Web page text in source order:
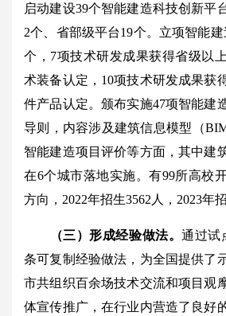
启动建设39个智能建造科技创新平
2个、省部级平台19个。立项智能
个，7项技术研发成果获得省级以
术装备认定，10项技术研发成果获
件产品认定。颁布实施47项智能建
导则，内容涉及建筑信息模型（
智能建造项目评价等方面，其中建
在6个城市落地实施。有99所高校
方向，2022年招生3562人，2023年招
（三）形成经验做法。通过试
条可复制经验做法，为全国提供了
市共组织百余场技术交流和项目观
体宣传推广，在行业内营造了良好